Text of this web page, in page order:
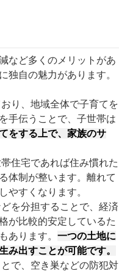
など多くのメリットがあ
独自の魅力があります。
り、地域全体で子育てを
手伝うことで、子世帯は
をする上で、家族のサ
住宅であれば住み慣れた
体制が整います。離れて
やすくなります。
を分担することで、経済
が比較的安定しているた
あります。 一つの土地に
み出すことが可能です。
で、空き巣などの防犯対